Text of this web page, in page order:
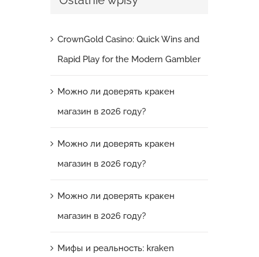
CrownGold Casino: Quick Wins and
Rapid Play for the Modern Gambler
Можно ли доверять кракен
магазин в 2026 году?
Можно ли доверять кракен
магазин в 2026 году?
Можно ли доверять кракен
магазин в 2026 году?
Мифы и реальность: kraken